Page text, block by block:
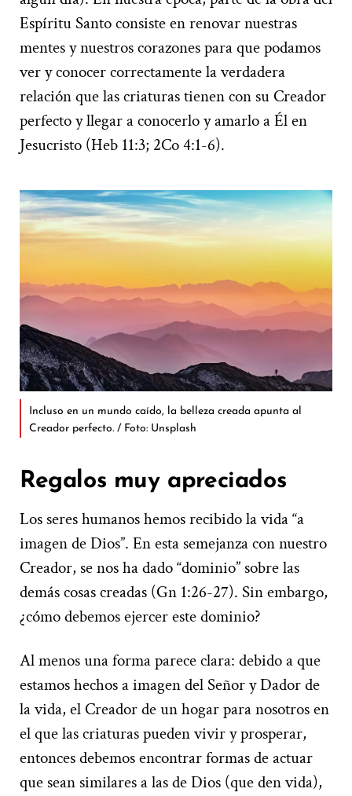
Espíritu Santo consiste en renovar nuestras
mentes y nuestros corazones para que podamos
ver y conocer correctamente la verdadera
relación que las criaturas tienen con su Creador
perfecto y llegar a conocerlo y amarlo a Él en
Jesucristo (Heb 11:3; 2Co 4:1-6).
Incluso en un mundo caído, la belleza creada apunta al
Creador perfecto. / Foto: Unsplash
Regalos muy apreciados
Los seres humanos hemos recibido la vida “a
imagen de Dios”. En esta semejanza con nuestro
Creador, se nos ha dado “dominio” sobre las
demás cosas creadas (Gn 1:26-27). Sin embargo,
¿cómo debemos ejercer este dominio?
Al menos una forma parece clara: debido a que
estamos hechos a imagen del Señor y Dador de
la vida, el Creador de un hogar para nosotros en
el que las criaturas pueden vivir y prosperar,
entonces debemos encontrar formas de actuar
que sean similares a las de Dios (que den vida),